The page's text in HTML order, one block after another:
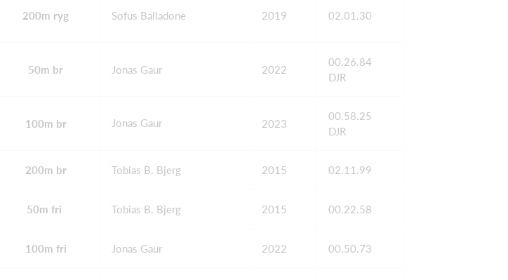
200m ryg Sofus Balladone 2019 02.01.30
50m br Jonas Gaur 2022
00.26.84
DJR
100m br Jonas Gaur 2023
00.58.25
DJR
200m br Tobias B. Bjerg 2015 02.11.99
50m fri Tobias B. Bjerg 2015 00.22.58
100m fri Jonas Gaur 2022 00.50.73